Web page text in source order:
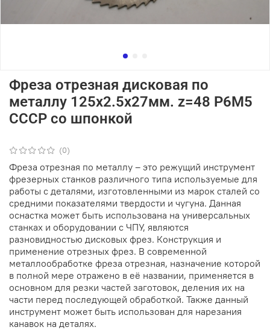
(0)
Фреза отрезная дисковая по
металлу 125х2.5х27мм. z=48 Р6М5
СССР со шпонкой
Фреза отрезная по металлу – это режущий инструмент
фрезерных станков различного типа используемые для
работы с деталями, изготовленными из марок сталей со
средними показателями твердости и чугуна. Данная
оснастка может быть использована на универсальных
станках и оборудовании с ЧПУ, являются
разновидностью дисковых фрез. Конструкция и
применение отрезных фрез. В современной
металлообработке фреза отрезная, назначение которой
в полной мере отражено в её названии, применяется в
основном для резки частей заготовок, деления их на
части перед последующей обработкой. Также данный
инструмент может быть использован для нарезания
канавок на деталях.